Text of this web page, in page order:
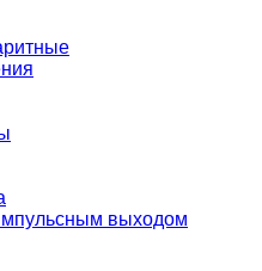
выходом